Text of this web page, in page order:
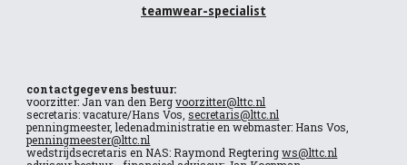
teamwear-specialist
contactgegevens bestuur:
voorzitter: Jan van den Bergvoorzitter@lttc.nl
secretaris: vacature/Hans Vos,secretaris@lttc.nl
penningmeester, ledenadministratie en webmaster: Hans Vos,
penningmeester@lttc.nl
wedstrijdsecretaris en NAS: Raymond Regteringws@lttc.nl